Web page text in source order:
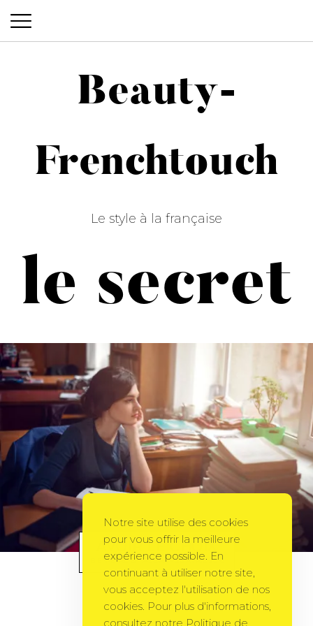
Beauty-Frenchtouch
Beauty-
Frenchtouch
Le style à la française
le secret
AVOIR LE CHOIX
BIEN-ÊTREBY AGORA 26 AVRIL 2010
Notre site utilise des cookies
pour vous offrir la meilleure
expérience possible. En
continuant à utiliser notre site,
vous acceptez l'utilisation de nos
cookies. Pour plus d'informations,
consultez notre Politique de